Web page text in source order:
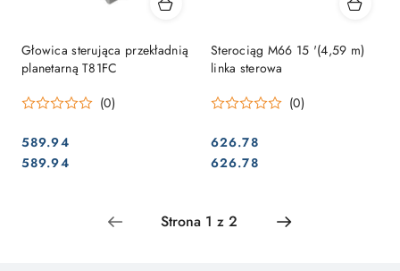
Głowica sterująca przekładnią
planetarną T81FC
(0)
Cena:
589.94
Cena:
589.94
Sterociąg M66 15 '(4,59 m)
linka sterowa
(0)
Cena:
626.78
Cena:
626.78